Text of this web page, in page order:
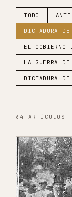
TODO
DICTADURA
EL GOBIERNO
LA GUERRA
DICTADURA DE
64 ARTÍCULOS